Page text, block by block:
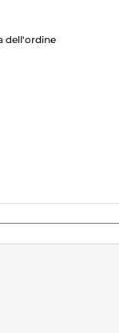
dell'ordine